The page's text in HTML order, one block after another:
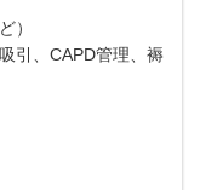
）
引、CAPD管理、褥